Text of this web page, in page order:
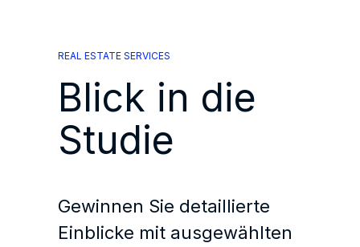
REAL ESTATE SERVICES
Blick in die
Studie
Gewinnen Sie detaillierte
Einblicke mit ausgewählten